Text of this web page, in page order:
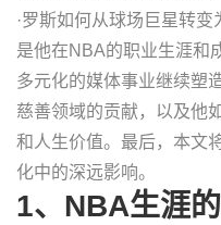
·罗斯如何从球场巨星转
是他在NBA的职业生涯和
多元化的媒体事业继续塑
慈善领域的贡献，以及他
和人生价值。最后，本文
化中的深远影响。
1、NBA生涯